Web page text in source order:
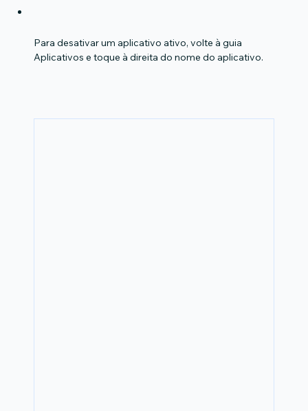
Para desativar um aplicativo ativo, volte à guia
Aplicativos e toque à direita do nome do aplicativo.